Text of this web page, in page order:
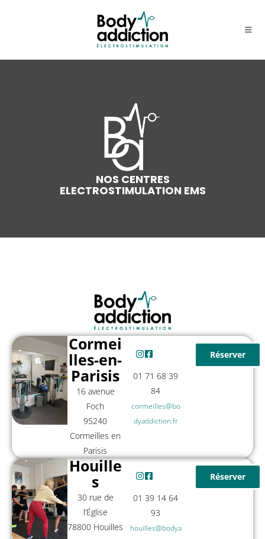
NOS CENTRES
ELECTROSTIMULATION EMS
Cormei
lles-en-
Parisis
16 avenue
Foch
95240
Cormeilles en
Parisis
01 71 68 39
84
cormeilles@bo
dyaddiction.fr
Réserver
Houille
s
30 rue de
l’Église
78800 Houilles
01 39 14 64
93
houilles@bodya
Réserver